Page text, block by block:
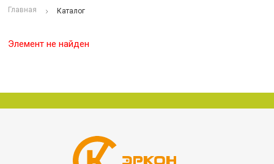
Главная Каталог
Элемент не найден